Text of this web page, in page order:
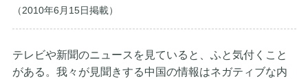
（2010年6月15日掲載）
テレビや新聞のニュースを見ていると、ふと気付くこと
がある。我々が見聞きする中国の情報はネガティブな内